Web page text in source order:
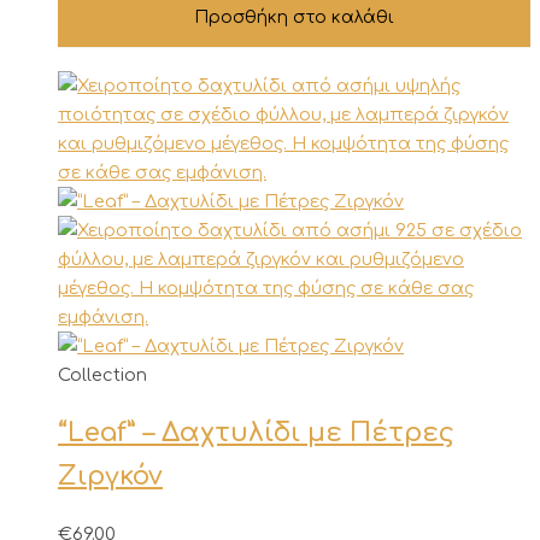
Προσθήκη στο καλάθι
Collection
“Leaf” – Δαχτυλίδι με Πέτρες
Ζιργκόν
€69.00
Αυτό
προϊόν
έχει
πολλαπλές